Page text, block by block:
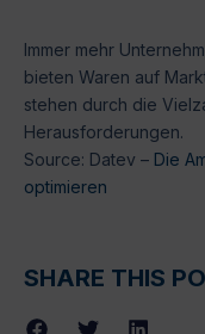
Immer mehr
bieten Waren auf
stehen durch die
Herausforderungen.
Source: Datev – Die
optimieren
SHARE THIS